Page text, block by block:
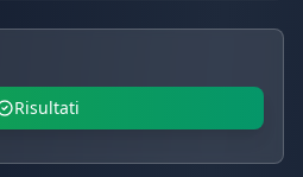
Risultati